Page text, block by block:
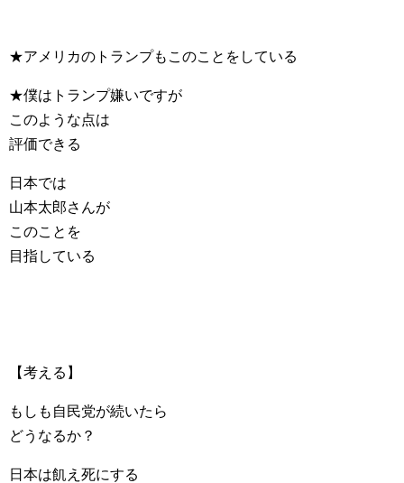
★アメリカのトランプもこのことをしている
★僕はトランプ嫌いですが
このような点は
評価できる
日本では
山本太郎さんが
このことを
目指している
【考える】
もしも自民党が続いたら
どうなるか？
日本は飢え死にする